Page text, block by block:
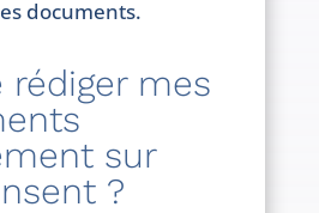
documents.
rédiger mes
sur
?